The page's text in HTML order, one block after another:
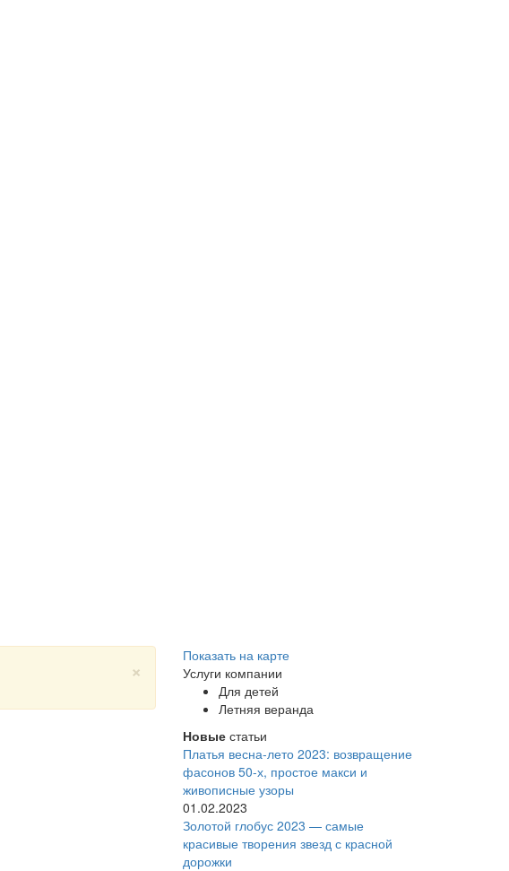
×
Показать на карте
Услуги компании
Для детей
Летняя веранда
Новыестатьи
Платья весна-лето 2023: возвращение
фасонов 50-х, простое макси и
живописные узоры
01.02.2023
Золотой глобус 2023 — самые
красивые творения звезд с красной
дорожки